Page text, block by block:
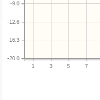
1 3 5 7
-20.0
-16.3
-12.6
-9.0